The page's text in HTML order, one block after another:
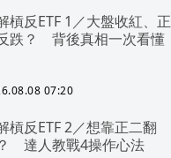
槓反ETF 1／大盤收紅、正
跌？ 背後真相一次看懂
07:20
槓反ETF 2／想靠正二翻
達人教戰4操作心法